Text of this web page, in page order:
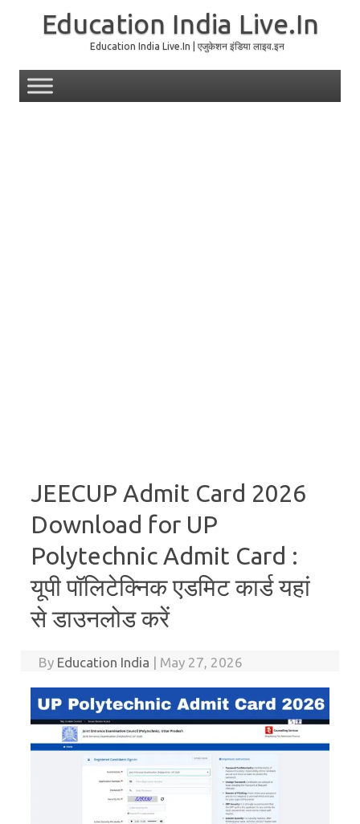
Education India Live.In
Education India Live.In | एजुकेशन इंडिया लाइव.इन
JEECUP Admit Card 2026
Download for UP
Polytechnic Admit Card :
यूपी पॉलिटेक्निक एडमिट कार्ड यहां
से डाउनलोड करें
By Education India | May 27, 2026